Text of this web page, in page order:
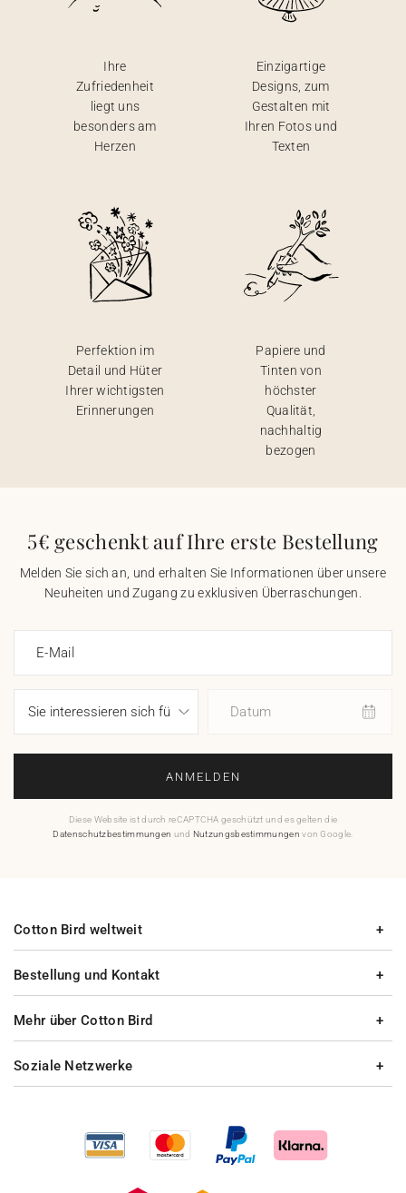
Ihre
Zufriedenheit
liegt uns
besonders am
Herzen
Einzigartige
Designs, zum
Gestalten mit
Ihren Fotos und
Texten
Perfektion im
Detail und Hüter
Ihrer wichtigsten
Erinnerungen
Papiere und
Tinten von
höchster
Qualität,
nachhaltig
bezogen
5€ geschenkt auf Ihre erste Bestellung
Melden Sie sich an, und erhalten Sie Informationen über unsere
Neuheiten und Zugang zu exklusiven Überraschungen.
E-Mail
Datum
ANMELDEN
Diese Website ist durch reCAPTCHA geschützt und es gelten die
Datenschutzbestimmungen und Nutzungsbestimmungen von Google.
Bestellung und Kontakt
Mehr über Cotton Bird
Cotton Bird weltweit
Soziale Netzwerke